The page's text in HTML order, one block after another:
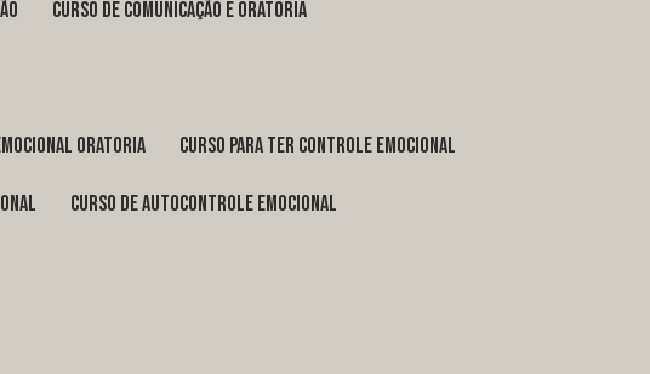
curso de comunicação e oratória
oratoria curso para ter controle emocional
curso de autocontrole emocional